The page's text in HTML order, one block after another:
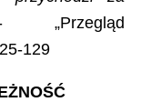
„Przegląd
129